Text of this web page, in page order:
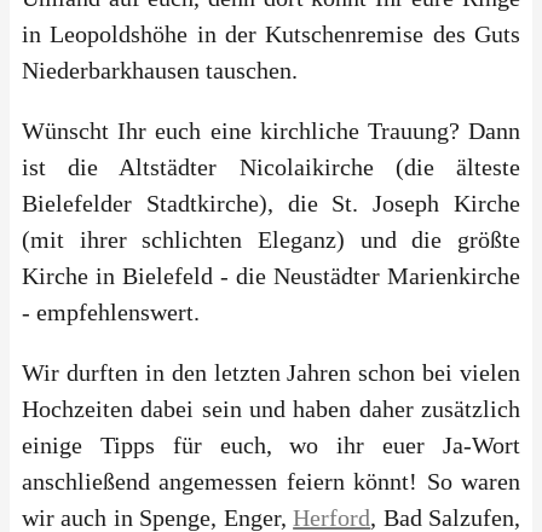
in Leopoldshöhe in der Kutschenremise des Guts
Niederbarkhausen tauschen.
Wünscht Ihr euch eine kirchliche Trauung? Dann
ist die Altstädter Nicolaikirche (die älteste
Bielefelder Stadtkirche), die St. Joseph Kirche
(mit ihrer schlichten Eleganz) und die größte
Kirche in Bielefeld - die Neustädter Marienkirche
- empfehlenswert.
Wir durften in den letzten Jahren schon bei vielen
Hochzeiten dabei sein und haben daher zusätzlich
einige Tipps für euch, wo ihr euer Ja-Wort
anschließend angemessen feiern könnt! So waren
wir auch in Spenge, Enger,Herford, Bad Salzufen,